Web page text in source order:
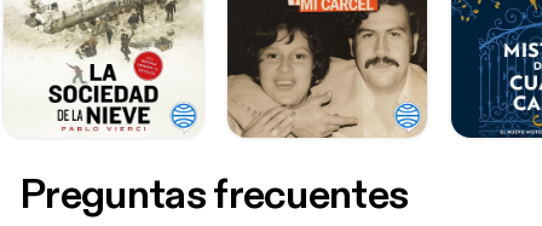
Preguntas frecuentes